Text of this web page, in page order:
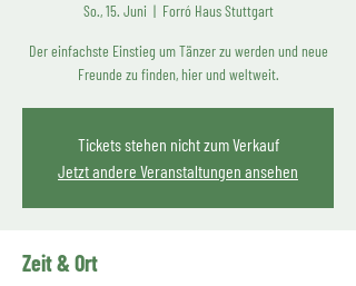
So., 15. Juni
  |
Forró Haus Stuttgart
Der einfachste Einstieg um Tänzer zu werden und neue
Freunde zu finden, hier und weltweit.
Tickets stehen nicht zum Verkauf
Jetzt andere Veranstaltungen ansehen
Zeit & Ort